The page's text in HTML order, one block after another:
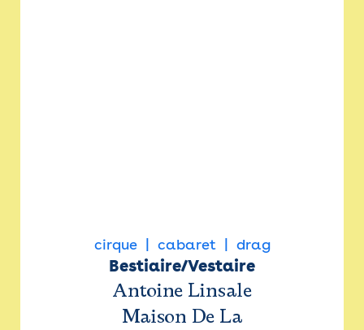
cirque cabaret drag
Bestiaire/Vestaire
Antoine Linsale
Maison De La